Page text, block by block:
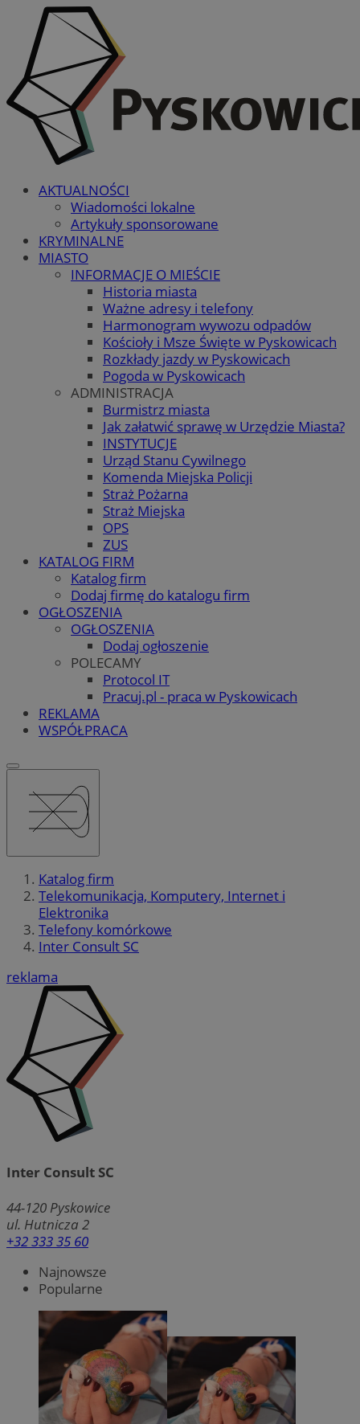
AKTUALNOŚCI
Wiadomości lokalne
Artykuły sponsorowane
KRYMINALNE
MIASTO
INFORMACJE O MIEŚCIE
Historia miasta
Ważne adresy i telefony
Harmonogram wywozu odpadów
Kościoły i Msze Święte w Pyskowicach
Rozkłady jazdy w Pyskowicach
Pogoda w Pyskowicach
ADMINISTRACJA
Burmistrz miasta
Jak załatwić sprawę w Urzędzie Miasta?
INSTYTUCJE
Urząd Stanu Cywilnego
Komenda Miejska Policji
Straż Pożarna
Straż Miejska
OPS
ZUS
KATALOG FIRM
Katalog firm
Dodaj firmę do katalogu firm
OGŁOSZENIA
OGŁOSZENIA
Dodaj ogłoszenie
POLECAMY
Protocol IT
Pracuj.pl - praca w Pyskowicach
REKLAMA
WSPÓŁPRACA
Katalog firm
Telekomunikacja, Komputery, Internet i
Elektronika
Telefony komórkowe
Inter Consult SC
reklama
Inter Consult SC
44-120 Pyskowice
ul. Hutnicza 2
+32 333 35 60
Najnowsze
Popularne